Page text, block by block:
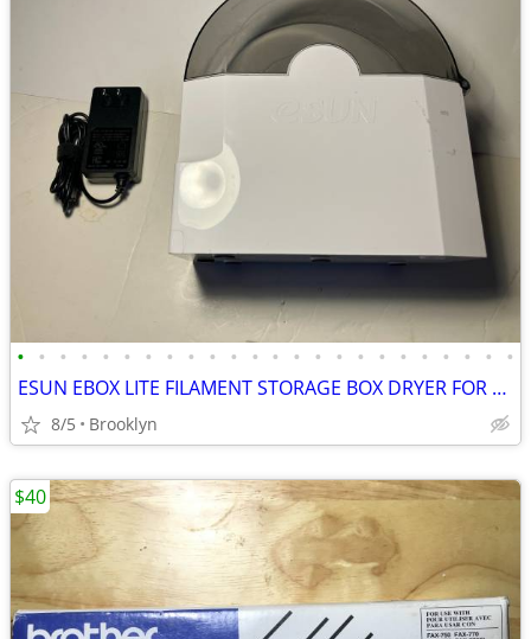
• • • • • • • • • • • • • • • • • • • • • • • •
ESUN EBOX LITE FILAMENT STORAGE BOX DRYER FOR 3D PRINTING MATERIAL PRO
8/5 Brooklyn
$40